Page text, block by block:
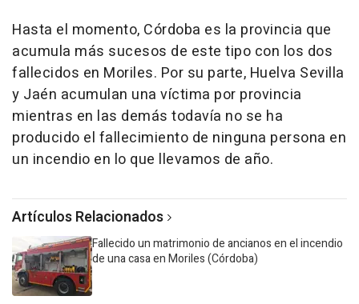
Hasta el momento, Córdoba es la provincia que
acumula más sucesos de este tipo con los dos
fallecidos en Moriles. Por su parte, Huelva Sevilla
y Jaén acumulan una víctima por provincia
mientras en las demás todavía no se ha
producido el fallecimiento de ninguna persona en
un incendio en lo que llevamos de año.
Artículos Relacionados
Fallecido un matrimonio de ancianos en el incendio
de una casa en Moriles (Córdoba)